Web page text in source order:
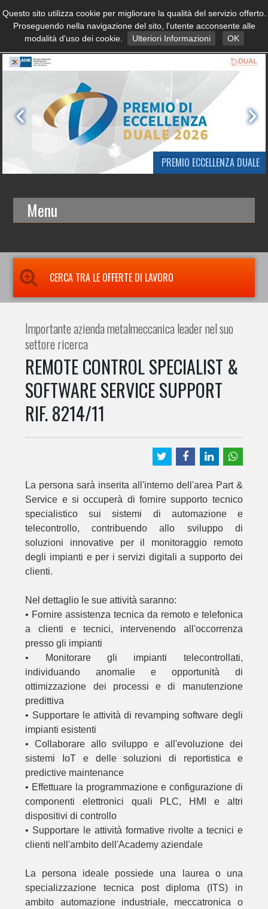
PREMIO ECCELLENZA DUALE
Menu
CERCA TRA LE OFFERTE DI LAVORO
Importante azienda metalmeccanica leader nel suo
settore ricerca
REMOTE CONTROL SPECIALIST &
SOFTWARE SERVICE SUPPORT
RIF. 8214/11
La persona sarà inserita all'interno dell'area Part &
Service e si occuperà di fornire supporto tecnico
specialistico sui sistemi di automazione e
telecontrollo, contribuendo allo sviluppo di
soluzioni innovative per il monitoraggio remoto
degli impianti e per i servizi digitali a supporto dei
clienti.
Nel dettaglio le sue attività saranno:
• Fornire assistenza tecnica da remoto e telefonica
a clienti e tecnici, intervenendo all'occorrenza
presso gli impianti
• Monitorare gli impianti telecontrollati,
individuando anomalie e opportunità di
ottimizzazione dei processi e di manutenzione
predittiva
• Supportare le attività di revamping software degli
impianti esistenti
• Collaborare allo sviluppo e all'evoluzione dei
sistemi IoT e delle soluzioni di reportistica e
predictive maintenance
• Effettuare la programmazione e configurazione di
componenti elettronici quali PLC, HMI e altri
dispositivi di controllo
• Supportare le attività formative rivolte a tecnici e
clienti nell'ambito dell'Academy aziendale
La persona ideale possiede una laurea o una
specializzazione tecnica post diploma (ITS) in
ambito automazione industriale, meccatronica o
Questo sito utilizza cookie per migliorare la qualità del servizio offerto.
Proseguendo nella navigazione del sito, l'utente acconsente alle
modalità d'uso dei cookie.
Ulteriori Informazioni OK